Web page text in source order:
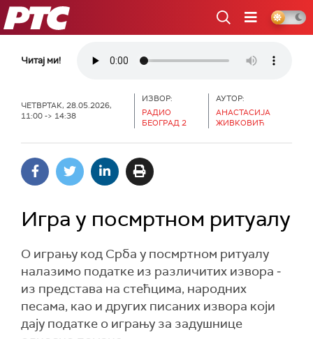
РТС
Читај ми!
ЧЕТВРТАК, 28.05.2026,
11:00 -> 14:38
ИЗВОР:
РАДИО
БЕОГРАД 2
АУТОР:
АНАСТАСИЈА
ЖИВКОВИЋ
Игра у посмртном ритуалу
О игрању код Срба у посмртном ритуалу
налазимо податке из различитих извора ‒
из представа на стећцима, народних
песама, као и других писаних извора који
дају податке о игрању за задушнице